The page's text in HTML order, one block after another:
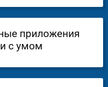
приложения
с умом